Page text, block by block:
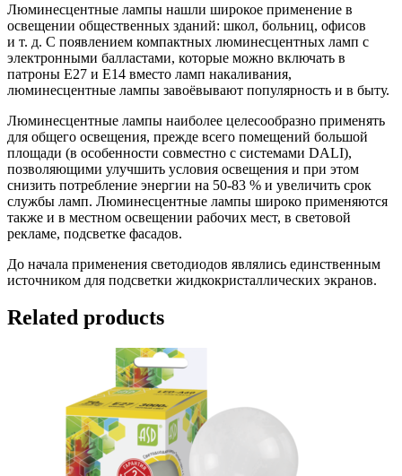
Люминесцентные лампы нашли широкое применение в
освещении общественных зданий: школ, больниц, офисов
и т. д. С появлением компактных люминесцентных ламп с
электронными балластами, которые можно включать в
патроны E27 и E14 вместо ламп накаливания,
люминесцентные лампы завоёвывают популярность и в быту.
Люминесцентные лампы наиболее целесообразно применять
для общего освещения, прежде всего помещений большой
площади (в особенности совместно с системами DALI),
позволяющими улучшить условия освещения и при этом
снизить потребление энергии на 50-83 % и увеличить срок
службы ламп. Люминесцентные лампы широко применяются
также и в местном освещении рабочих мест, в световой
рекламе, подсветке фасадов.
До начала применения светодиодов являлись единственным
источником для подсветки жидкокристаллических экранов.
Related products